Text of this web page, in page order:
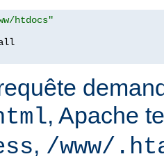
htdocs"
, Apache
, /www/